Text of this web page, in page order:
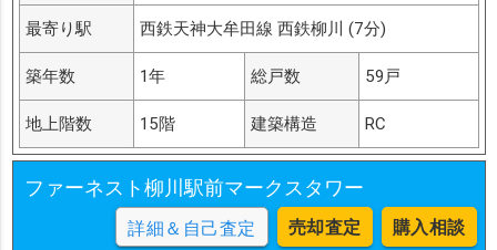
最寄り駅 西鉄天神大牟田線 西鉄柳川 (7分)
築年数 1年 総戸数 59戸
地上階数 15階 建築構造 RC
ファーネスト柳川駅前マークスタワー
詳細＆自己査定 売却査定 購入相談